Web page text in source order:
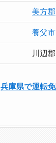
美方郡
養父市
川辺郡
兵庫県で運転